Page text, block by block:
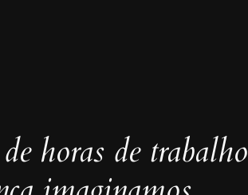
horas de trabalho